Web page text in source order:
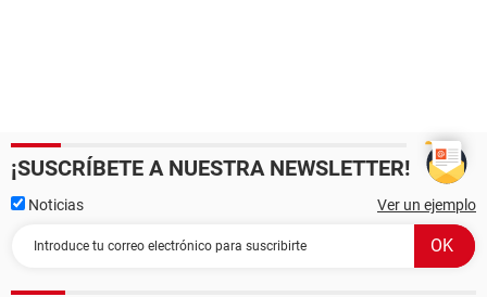
¡SUSCRÍBETE A NUESTRA NEWSLETTER!
Noticias Ver un ejemplo